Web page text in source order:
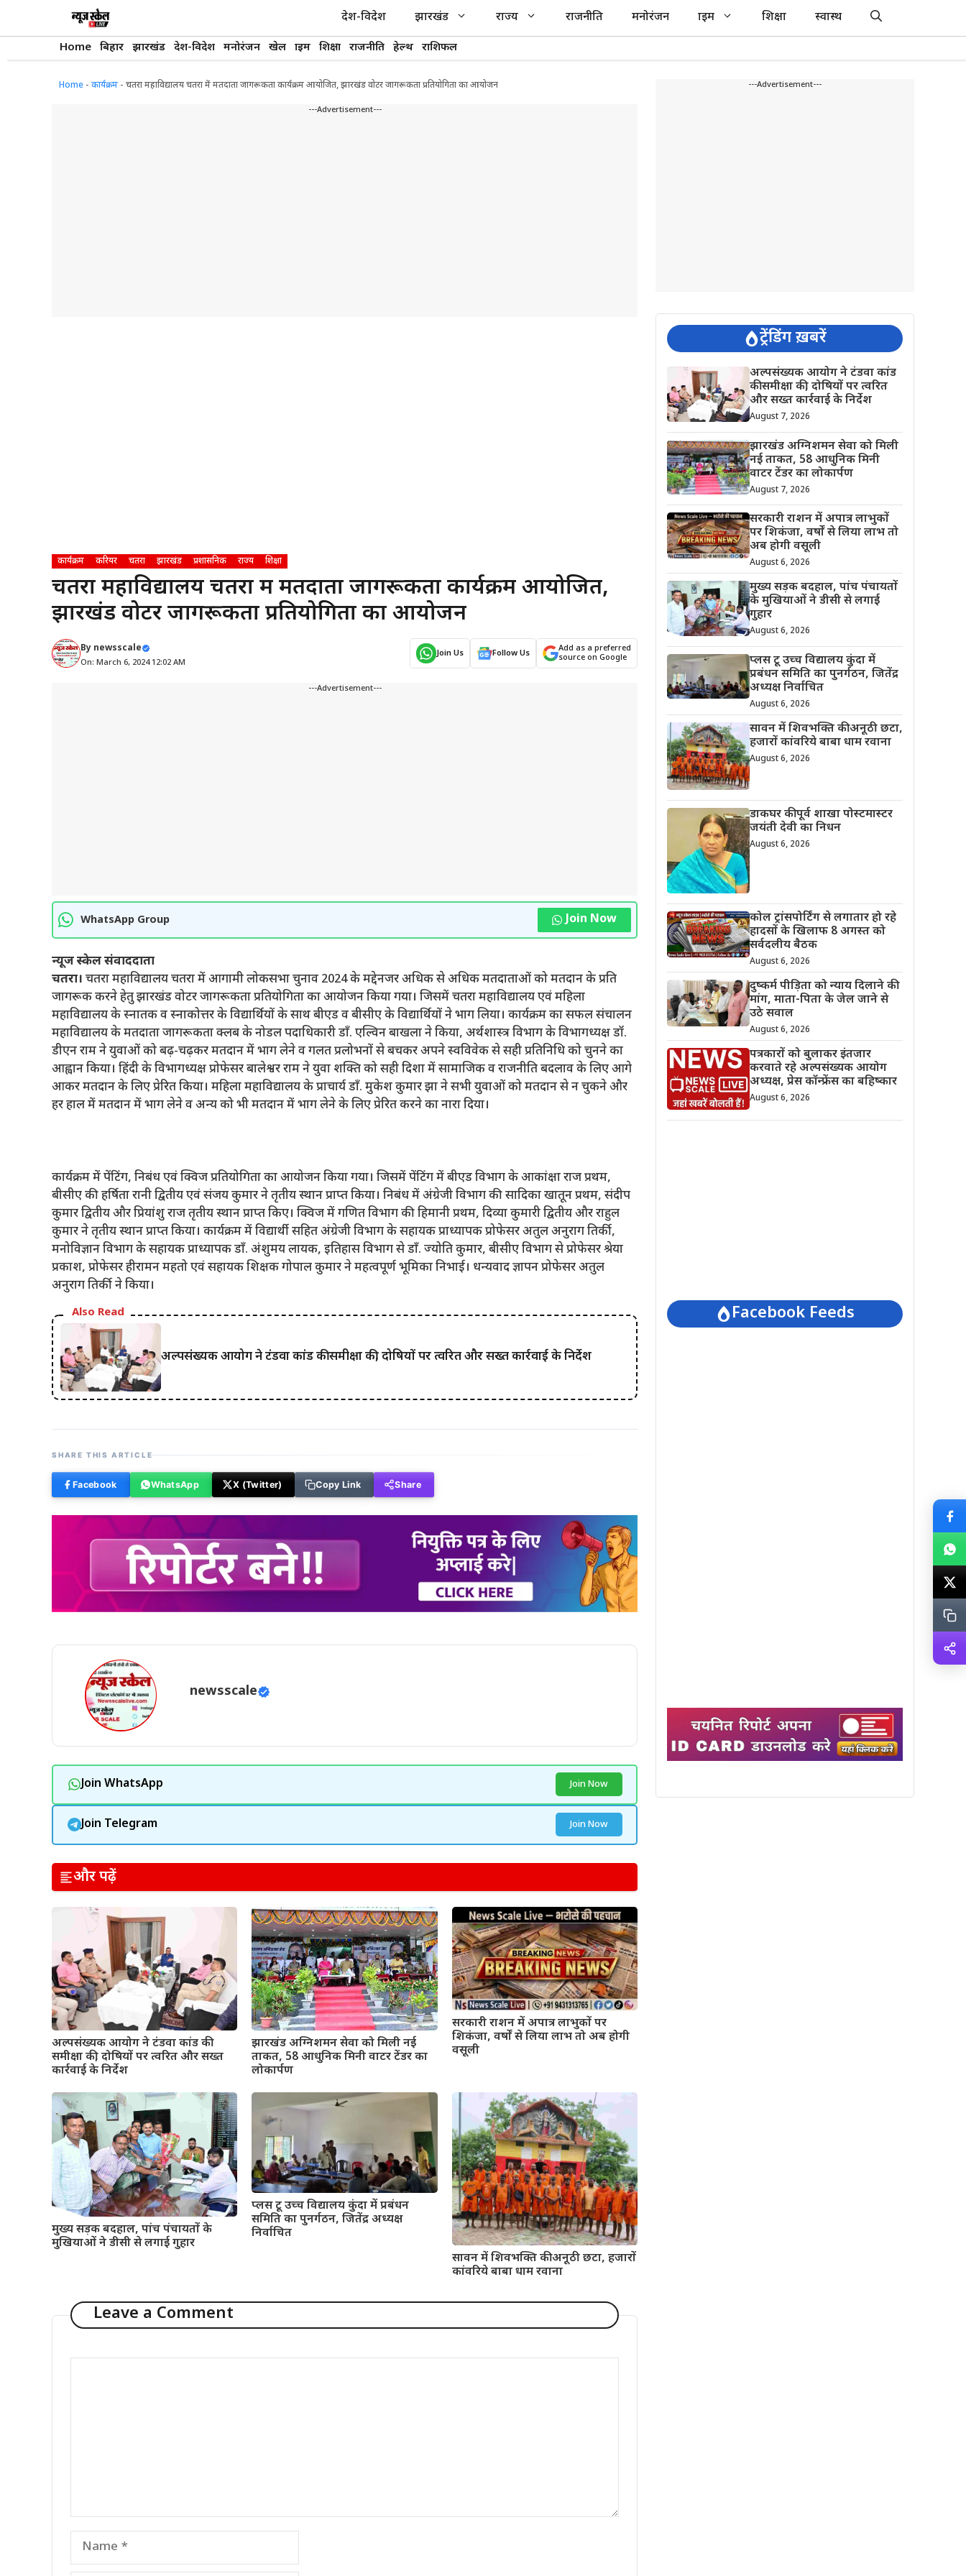
देश-विदेश झारखंड राज्य राजनीति मनोरंजन क्राइम शिक्षा स्वास्थ
Home बिहार झारखंड देश-विदेश मनोरंजन खेल क्राइम शिक्षा राजनीति हेल्थ राशिफल
Home - कार्यक्रम - चतरा महाविद्यालय चतरा में मतदाता जागरूकता कार्यक्रम आयोजित, झारखंड वोटर जागरूकता प्रतियोगिता का आयोजन
---Advertisement---
कार्यक्रम करियर चतरा झारखंड प्रशासनिक राज्य शिक्षा
चतरा महाविद्यालय चतरा में मतदाता जागरूकता कार्यक्रम आयोजित,
झारखंड वोटर जागरूकता प्रतियोगिता का आयोजन
By newsscale
On: March 6, 2024 12:02 AM
Join Us Follow Us
Add as a preferred
source on Google
---Advertisement---
WhatsApp Group Join Now
न्यूज स्केल संवाददाता
चतरा। चतरा महाविद्यालय चतरा में आगामी लोकसभा चुनाव 2024 के मद्देनजर अधिक से अधिक मतदाताओं को मतदान के प्रति
जागरूक करने हेतु झारखंड वोटर जागरूकता प्रतियोगिता का आयोजन किया गया। जिसमें चतरा महाविद्यालय एवं महिला
महाविद्यालय के स्नातक व स्नाकोत्तर के विद्यार्थियों के साथ बीएड व बीसीए के विद्यार्थियों ने भाग लिया। कार्यक्रम का सफल संचालन
महाविद्यालय के मतदाता जागरूकता क्लब के नोडल पदाधिकारी डॉं. एल्विन बाखला ने किया, अर्थशास्त्र विभाग के विभागध्यक्ष डॉ.
डीएन राम ने युवाओं को बढ़-चढ़कर मतदान में भाग लेने व गलत प्रलोभनों से बचकर अपने स्वविवेक से सही प्रतिनिधि को चुनने का
आह्वान किया। हिंदी के विभागध्यक्ष प्रोफेसर बालेश्वर राम ने युवा शक्ति को सही दिशा में सामाजिक व राजनीति बदलाव के लिए आगे
आकर मतदान के लिए प्रेरित किया। महिला महाविद्यालय के प्राचार्य डॉं. मुकेश कुमार झा ने सभी युवाओं को मतदान से न चुकने और
हर हाल में मतदान में भाग लेने व अन्य को भी मतदान में भाग लेने के लिए प्रेरित करने का नारा दिया।
कार्यक्रम में पेंटिंग, निबंध एवं क्विज प्रतियोगिता का आयोजन किया गया। जिसमें पेंटिंग में बीएड विभाग के आकांक्षा राज प्रथम,
बीसीए की हर्षिता रानी द्वितीय एवं संजय कुमार ने तृतीय स्थान प्राप्त किया। निबंध में अंग्रेजी विभाग की सादिका खातून प्रथम, संदीप
कुमार द्वितीय और प्रियांशु राज तृतीय स्थान प्राप्त किए। क्विज में गणित विभाग की हिमानी प्रथम, दिव्या कुमारी द्वितीय और राहुल
कुमार ने तृतीय स्थान प्राप्त किया। कार्यक्रम में विद्यार्थी सहित अंग्रेजी विभाग के सहायक प्राध्यापक प्रोफेसर अतुल अनुराग तिर्की,
मनोविज्ञान विभाग के सहायक प्राध्यापक डॉं. अंशुमय लायक, इतिहास विभाग से डॉं. ज्योति कुमार, बीसीए विभाग से प्रोफेसर श्रेया
प्रकाश, प्रोफेसर हीरामन महतो एवं सहायक शिक्षक गोपाल कुमार ने महत्वपूर्ण भूमिका निभाई। धन्यवाद ज्ञापन प्रोफेसर अतुल
अनुराग तिर्की ने किया।
Also Read
अल्पसंख्यक आयोग ने टंडवा कांड की समीक्षा की, दोषियों पर त्वरित और सख्त कार्रवाई के निर्देश
SHARE THIS ARTICLE
Facebook WhatsApp X (Twitter) Copy Link Share
newsscale
Join WhatsApp Join Now
Join Telegram Join Now
और पढ़ें
अल्पसंख्यक आयोग ने टंडवा कांड की
समीक्षा की, दोषियों पर त्वरित और सख्त
कार्रवाई के निर्देश
झारखंड अग्निशमन सेवा को मिली नई
ताकत, 58 आधुनिक मिनी वाटर टेंडर का
लोकार्पण
सरकारी राशन में अपात्र लाभुकों पर
शिकंजा, वर्षों से लिया लाभ तो अब होगी
वसूली
मुख्य सड़क बदहाल, पांच पंचायतों के
मुखियाओं ने डीसी से लगाई गुहार
प्लस टू उच्च विद्यालय कुंदा में प्रबंधन
समिति का पुनर्गठन, जितेंद्र अध्यक्ष
निर्वाचित
सावन में शिवभक्ति की अनूठी छटा, हजारों
कांवरिये बाबा धाम रवाना
Leave a Comment
Name
---Advertisement---
ट्रेंडिंग ख़बरें
अल्पसंख्यक आयोग ने टंडवा कांड
की समीक्षा की, दोषियों पर त्वरित
और सख्त कार्रवाई के निर्देश
August 7, 2026
झारखंड अग्निशमन सेवा को मिली
नई ताकत, 58 आधुनिक मिनी
वाटर टेंडर का लोकार्पण
August 7, 2026
सरकारी राशन में अपात्र लाभुकों
पर शिकंजा, वर्षों से लिया लाभ तो
अब होगी वसूली
August 6, 2026
मुख्य सड़क बदहाल, पांच पंचायतों
के मुखियाओं ने डीसी से लगाई
गुहार
August 6, 2026
प्लस टू उच्च विद्यालय कुंदा में
प्रबंधन समिति का पुनर्गठन, जितेंद्र
अध्यक्ष निर्वाचित
August 6, 2026
सावन में शिवभक्ति की अनूठी छटा,
हजारों कांवरिये बाबा धाम रवाना
August 6, 2026
डाकघर की पूर्व शाखा पोस्टमास्टर
जयंती देवी का निधन
August 6, 2026
कोल ट्रांसपोर्टिंग से लगातार हो रहे
हादसों के खिलाफ 8 अगस्त को
सर्वदलीय बैठक
August 6, 2026
दुष्कर्म पीड़िता को न्याय दिलाने की
मांग, माता-पिता के जेल जाने से
उठे सवाल
August 6, 2026
पत्रकारों को बुलाकर इंतजार
करवाते रहे अल्पसंख्यक आयोग
अध्यक्ष, प्रेस कॉन्फ्रेंस का बहिष्कार
August 6, 2026
Facebook Feeds